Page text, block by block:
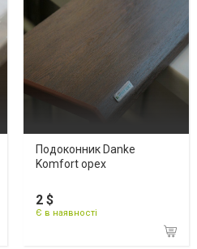
Подоконник Danke
Komfort орех
2 $
Є в наявності